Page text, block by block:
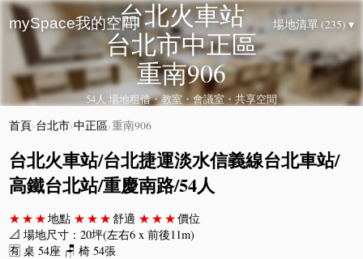
mySpace我的空間 場地清單 (235) ▾
台北火車站
台北市中正區
重南906
54人 場地租借・教室・會議室・共享空間
首頁›台北市›中正區›重南906
台北火車站/台北捷運淡水信義線台北車站/
高鐵台北站/重慶南路/54人
★★★地點 ★★★舒適 ★★★價位
📐 場地尺寸：20坪(左右6 x 前後11m)
🈶 桌 54座 🪑 椅 54張